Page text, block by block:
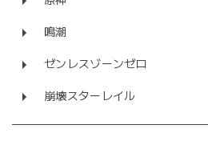
鳴潮
ゼンレスゾーンゼロ
崩壊スターレイル